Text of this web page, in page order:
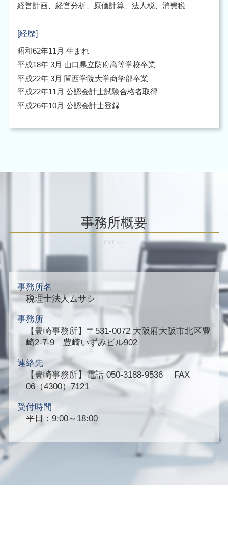
経営計画、経営分析、原価計算、法人税、消費税
[経歴]
昭和62年11月 生まれ
平成18年 3月 山口県立防府高等学校卒業
平成22年 3月 関西学院大学商学部卒業
平成22年11月 公認会計士試験合格者取得
平成26年10月 公認会計士登録
事務所概要
事務所名
税理士法人ムサシ
事務所
【豊崎事務所】 〒531-0072 大阪府大阪市北区豊
崎2-7-9 豊崎いずみビル902
連絡先
【豊崎事務所】電話 050-3188-9536 FAX
06（4300）7121
受付時間
平日：9:00～18:00